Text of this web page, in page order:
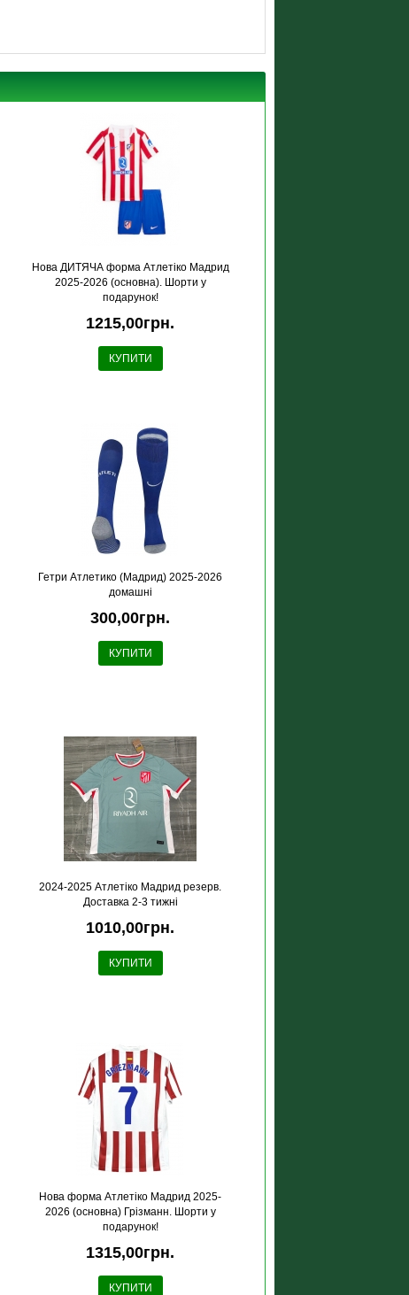
Нова ДИТЯЧА форма Атлетіко Мадрид
2025-2026 (основна). Шорти у
подарунок!
1215,00грн.
КУПИТИ
Гетри Атлетико (Мадрид) 2025-2026
домашні
300,00грн.
КУПИТИ
2024-2025 Атлетіко Мадрид резерв.
Доставка 2-3 тижні
1010,00грн.
КУПИТИ
Нова форма Атлетіко Мадрид 2025-
2026 (основна) Грізманн. Шорти у
подарунок!
1315,00грн.
КУПИТИ